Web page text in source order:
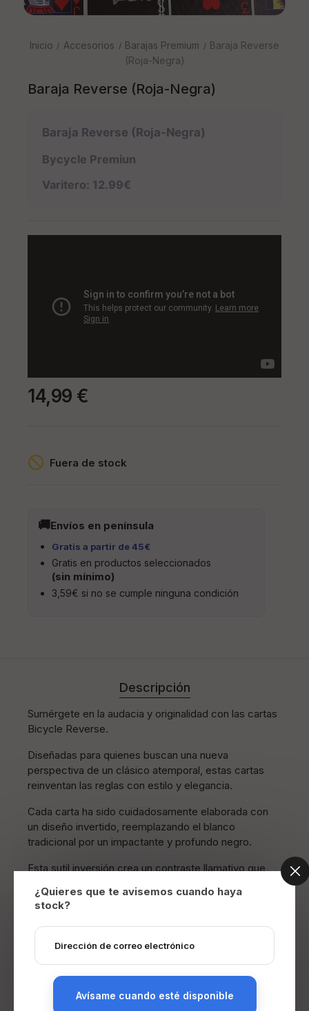
Inicio Accesorios Barajas Premium
Baraja Reverse
(Roja-Negra)
Baraja Reverse (Roja-Negra)
Baraja Reverse (Roja-Negra)
Bycycle Premiun
Varitero: 12.99€
14,99 €
Fuera de stock
Envíos en península
Gratis a partir de 45€
Gratis en productos seleccionados
(sin mínimo)
3,59€ si no se cumple ninguna condición
Descripción
Sumérgete en la audacia y originalidad con las cartas
Bicycle Reverse.
Diseñadas para quienes buscan una nueva
perspectiva de un clásico atemporal, estas cartas
reinventan las reglas con estilo y elegancia.
Cada carta ha sido cuidadosamente elaborada con
un diseño invertido, reemplazando el blanco
tradicional por un impactante y profundo negro.
Esta sutil inversión crea un contraste llamativo que
baraja diaria.
Los magos encontrarán en Bicycle Reverse la
herramienta perfecta para sorprender al público con
manipulaciones visuales y presentaciones
memorables.
¿Quieres que te avisemos cuando haya
stock?
Avísame cuando esté disponible